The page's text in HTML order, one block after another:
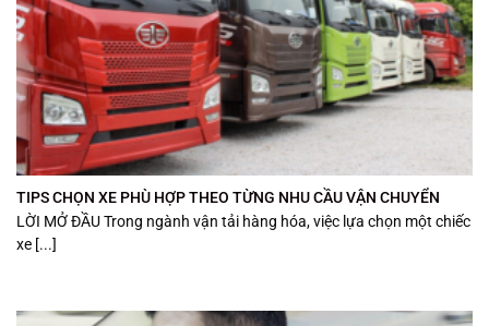
TIPS CHỌN XE PHÙ HỢP THEO TỪNG NHU CẦU VẬN CHUYỂN
LỜI MỞ ĐẦU Trong ngành vận tải hàng hóa, việc lựa chọn một chiếc
xe [...]